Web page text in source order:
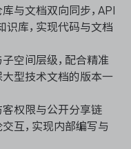
与文档双向同步，API
识库，实现代码与文档
子空间层级，配合精准
大型技术文档的版本一
客权限与公开分享链
互，实现内部编写与